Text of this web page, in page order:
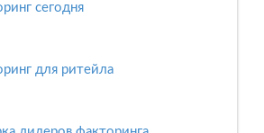
сегодня
для ритейла